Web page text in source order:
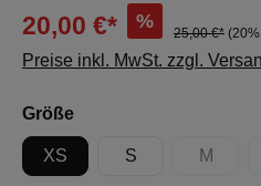
20,00 €* %
25,00 €*
Preise inkl. MwSt. zzgl.
Größeauswählen
XS S M
(Diese